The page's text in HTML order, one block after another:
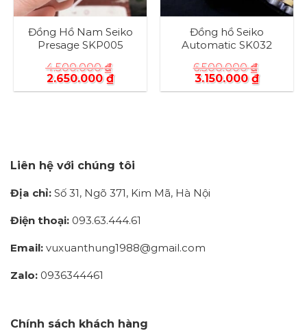
Đồng Hồ Nam Seiko
Presage SKP005
4.500.000₫
2.650.000₫
Đồng hồ Seiko
Automatic SK032
6.500.000₫
3.150.000₫
Liên hệ với chúng tôi
Địa chỉ: Số 31, Ngõ 371, Kim Mã, Hà Nội
Điện thoại: 093.63.444.61
Email: vuxuanthung1988@gmail.com
Zalo: 0936344461
Chính sách khách hàng